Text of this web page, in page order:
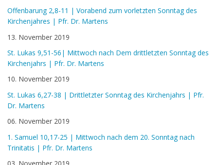
Offenbarung 2,8-11 | Vorabend zum vorletzten Sonntag des
Kirchenjahres | Pfr. Dr. Martens
13. November 2019
St. Lukas 9,51-56| Mittwoch nach Dem drittletzten Sonntag des
Kirchenjahrs | Pfr. Dr. Martens
10. November 2019
St. Lukas 6,27-38 | Drittletzter Sonntag des Kirchenjahrs | Pfr.
Dr. Martens
06. November 2019
1. Samuel 10,17-25 | Mittwoch nach dem 20. Sonntag nach
Trinitatis | Pfr. Dr. Martens